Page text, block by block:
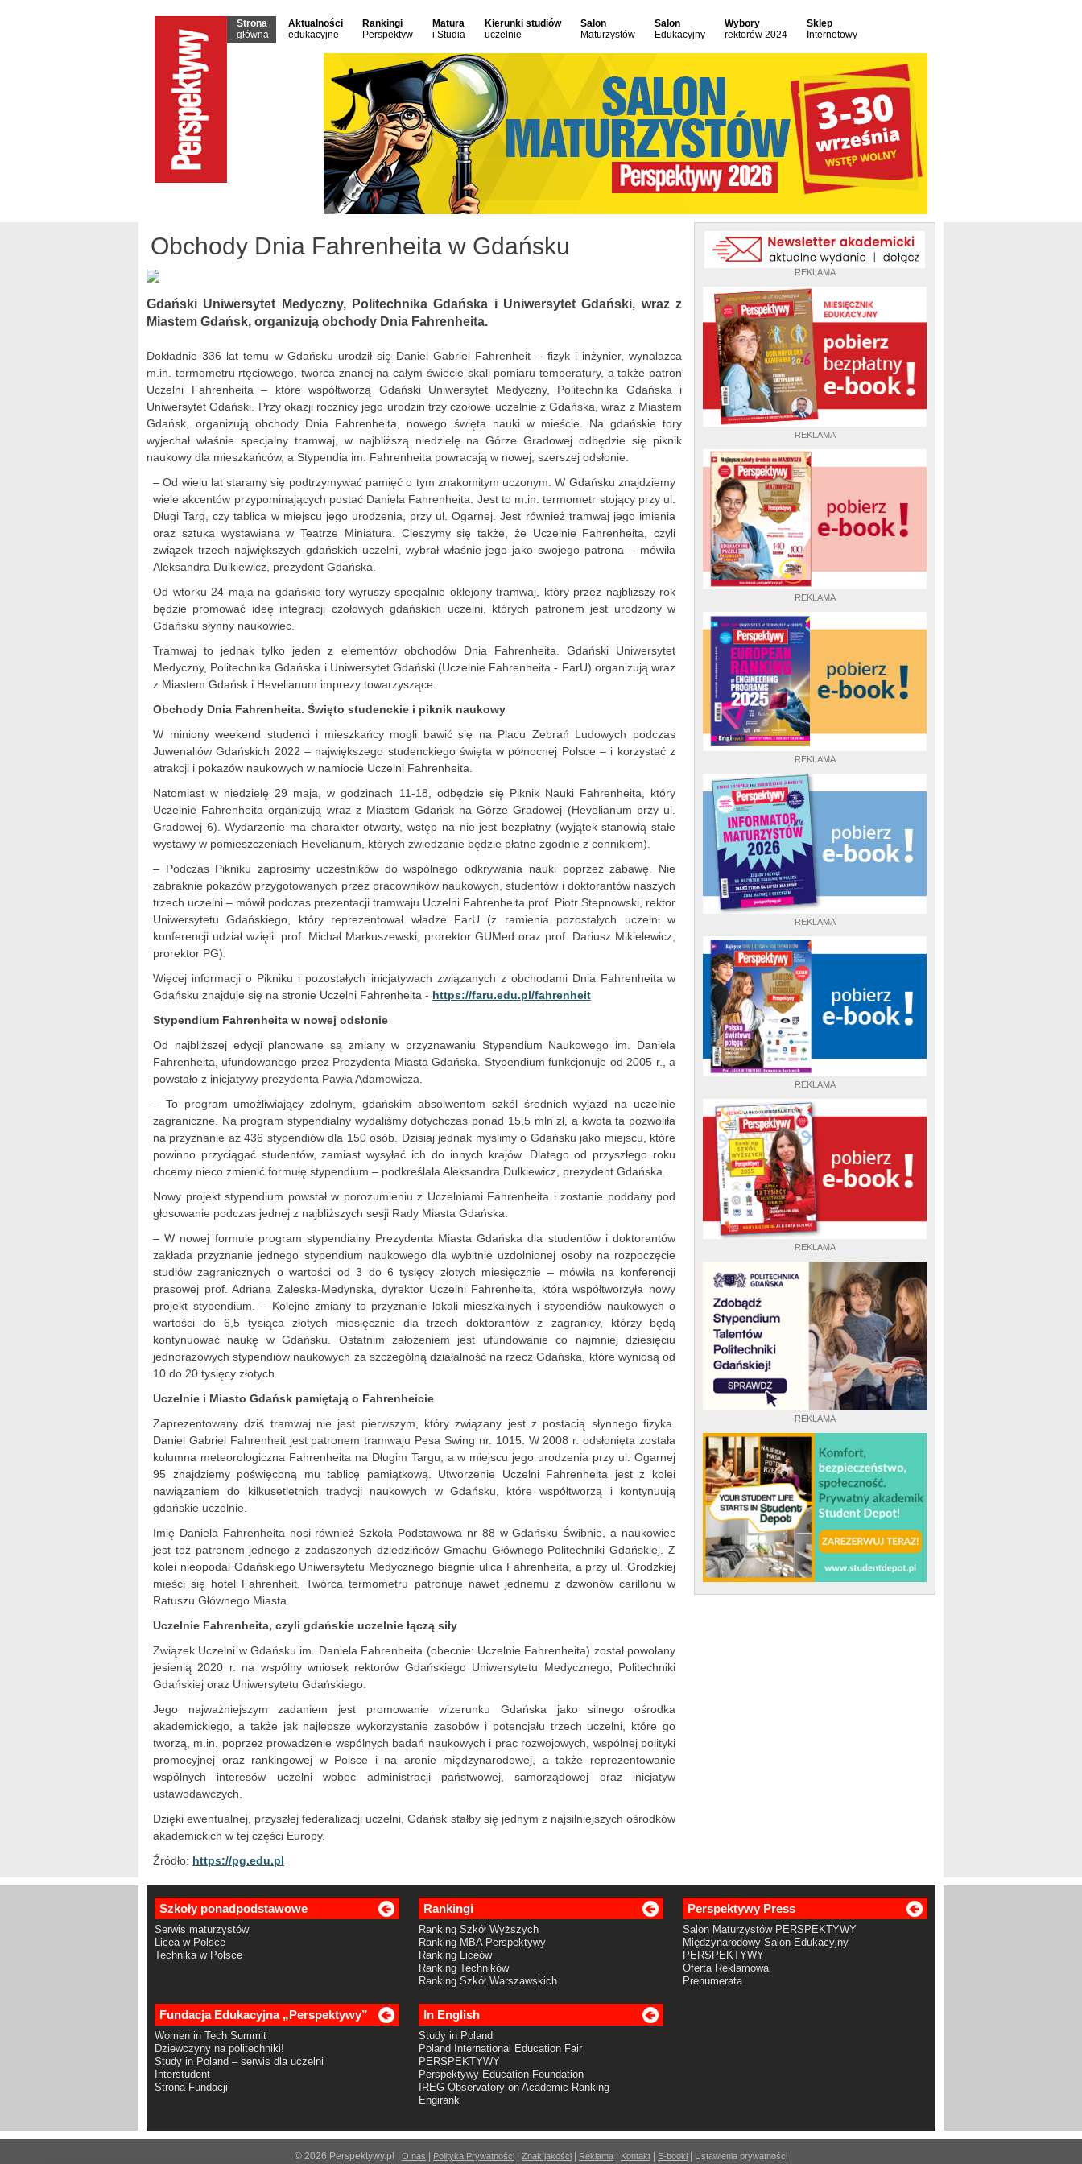
Strona
główna
Aktualności
edukacyjne
Rankingi
Perspektyw
Matura
i Studia
Kierunki studiów
uczelnie
Salon
Maturzystów
Salon
Edukacyjny
Wybory
rektorów 2024
Sklep
Internetowy
REKLAMA
REKLAMA
REKLAMA
REKLAMA
REKLAMA
REKLAMA
REKLAMA
REKLAMA
Obchody Dnia Fahrenheita w Gdańsku
Gdański Uniwersytet Medyczny, Politechnika Gdańska i Uniwersytet Gdański, wraz z
Miastem Gdańsk, organizują obchody Dnia Fahrenheita.
Dokładnie 336 lat temu w Gdańsku urodził się Daniel Gabriel Fahrenheit – fizyk i inżynier, wynalazca
m.in. termometru rtęciowego, twórca znanej na całym świecie skali pomiaru temperatury, a także patron
Uczelni Fahrenheita – które współtworzą Gdański Uniwersytet Medyczny, Politechnika Gdańska i
Uniwersytet Gdański. Przy okazji rocznicy jego urodzin trzy czołowe uczelnie z Gdańska, wraz z Miastem
Gdańsk, organizują obchody Dnia Fahrenheita, nowego święta nauki w mieście. Na gdańskie tory
wyjechał właśnie specjalny tramwaj, w najbliższą niedzielę na Górze Gradowej odbędzie się piknik
naukowy dla mieszkańców, a Stypendia im. Fahrenheita powracają w nowej, szerszej odsłonie.
– Od wielu lat staramy się podtrzymywać pamięć o tym znakomitym uczonym. W Gdańsku znajdziemy
wiele akcentów przypominających postać Daniela Fahrenheita. Jest to m.in. termometr stojący przy ul.
Długi Targ, czy tablica w miejscu jego urodzenia, przy ul. Ogarnej. Jest również tramwaj jego imienia
oraz sztuka wystawiana w Teatrze Miniatura. Cieszymy się także, że Uczelnie Fahrenheita, czyli
związek trzech największych gdańskich uczelni, wybrał właśnie jego jako swojego patrona – mówiła
Aleksandra Dulkiewicz, prezydent Gdańska.
Od wtorku 24 maja na gdańskie tory wyruszy specjalnie oklejony tramwaj, który przez najbliższy rok
będzie promować ideę integracji czołowych gdańskich uczelni, których patronem jest urodzony w
Gdańsku słynny naukowiec.
Tramwaj to jednak tylko jeden z elementów obchodów Dnia Fahrenheita. Gdański Uniwersytet
Medyczny, Politechnika Gdańska i Uniwersytet Gdański (Uczelnie Fahrenheita - FarU) organizują wraz
z Miastem Gdańsk i Hevelianum imprezy towarzyszące.
Obchody Dnia Fahrenheita. Święto studenckie i piknik naukowy
W miniony weekend studenci i mieszkańcy mogli bawić się na Placu Zebrań Ludowych podczas
Juwenaliów Gdańskich 2022 – największego studenckiego święta w północnej Polsce – i korzystać z
atrakcji i pokazów naukowych w namiocie Uczelni Fahrenheita.
Natomiast w niedzielę 29 maja, w godzinach 11-18, odbędzie się Piknik Nauki Fahrenheita, który
Uczelnie Fahrenheita organizują wraz z Miastem Gdańsk na Górze Gradowej (Hevelianum przy ul.
Gradowej 6). Wydarzenie ma charakter otwarty, wstęp na nie jest bezpłatny (wyjątek stanowią stałe
wystawy w pomieszczeniach Hevelianum, których zwiedzanie będzie płatne zgodnie z cennikiem).
– Podczas Pikniku zaprosimy uczestników do wspólnego odkrywania nauki poprzez zabawę. Nie
zabraknie pokazów przygotowanych przez pracowników naukowych, studentów i doktorantów naszych
trzech uczelni – mówił podczas prezentacji tramwaju Uczelni Fahrenheita prof. Piotr Stepnowski, rektor
Uniwersytetu Gdańskiego, który reprezentował władze FarU (z ramienia pozostałych uczelni w
konferencji udział wzięli: prof. Michał Markuszewski, prorektor GUMed oraz prof. Dariusz Mikielewicz,
prorektor PG).
Więcej informacji o Pikniku i pozostałych inicjatywach związanych z obchodami Dnia Fahrenheita w
Gdańsku znajduje się na stronie Uczelni Fahrenheita - https://faru.edu.pl/fahrenheit
Stypendium Fahrenheita w nowej odsłonie
Od najbliższej edycji planowane są zmiany w przyznawaniu Stypendium Naukowego im. Daniela
Fahrenheita, ufundowanego przez Prezydenta Miasta Gdańska. Stypendium funkcjonuje od 2005 r., a
powstało z inicjatywy prezydenta Pawła Adamowicza.
– To program umożliwiający zdolnym, gdańskim absolwentom szkól średnich wyjazd na uczelnie
zagraniczne. Na program stypendialny wydaliśmy dotychczas ponad 15,5 mln zł, a kwota ta pozwoliła
na przyznanie aż 436 stypendiów dla 150 osób. Dzisiaj jednak myślimy o Gdańsku jako miejscu, które
powinno przyciągać studentów, zamiast wysyłać ich do innych krajów. Dlatego od przyszłego roku
chcemy nieco zmienić formułę stypendium – podkreślała Aleksandra Dulkiewicz, prezydent Gdańska.
Nowy projekt stypendium powstał w porozumieniu z Uczelniami Fahrenheita i zostanie poddany pod
głosowanie podczas jednej z najbliższych sesji Rady Miasta Gdańska.
– W nowej formule program stypendialny Prezydenta Miasta Gdańska dla studentów i doktorantów
zakłada przyznanie jednego stypendium naukowego dla wybitnie uzdolnionej osoby na rozpoczęcie
studiów zagranicznych o wartości od 3 do 6 tysięcy złotych miesięcznie – mówiła na konferencji
prasowej prof. Adriana Zaleska-Medynska, dyrektor Uczelni Fahrenheita, która współtworzyła nowy
projekt stypendium. – Kolejne zmiany to przyznanie lokali mieszkalnych i stypendiów naukowych o
wartości do 6,5 tysiąca złotych miesięcznie dla trzech doktorantów z zagranicy, którzy będą
kontynuować naukę w Gdańsku. Ostatnim założeniem jest ufundowanie co najmniej dziesięciu
jednorazowych stypendiów naukowych za szczególną działalność na rzecz Gdańska, które wyniosą od
10 do 20 tysięcy złotych.
Uczelnie i Miasto Gdańsk pamiętają o Fahrenheicie
Zaprezentowany dziś tramwaj nie jest pierwszym, który związany jest z postacią słynnego fizyka.
Daniel Gabriel Fahrenheit jest patronem tramwaju Pesa Swing nr. 1015. W 2008 r. odsłonięta została
kolumna meteorologiczna Fahrenheita na Długim Targu, a w miejscu jego urodzenia przy ul. Ogarnej
95 znajdziemy poświęconą mu tablicę pamiątkową. Utworzenie Uczelni Fahrenheita jest z kolei
nawiązaniem do kilkusetletnich tradycji naukowych w Gdańsku, które współtworzą i kontynuują
gdańskie uczelnie.
Imię Daniela Fahrenheita nosi również Szkoła Podstawowa nr 88 w Gdańsku Świbnie, a naukowiec
jest też patronem jednego z zadaszonych dziedzińców Gmachu Głównego Politechniki Gdańskiej. Z
kolei nieopodal Gdańskiego Uniwersytetu Medycznego biegnie ulica Fahrenheita, a przy ul. Grodzkiej
mieści się hotel Fahrenheit. Twórca termometru patronuje nawet jednemu z dzwonów carillonu w
Ratuszu Głównego Miasta.
Uczelnie Fahrenheita, czyli gdańskie uczelnie łączą siły
Związek Uczelni w Gdańsku im. Daniela Fahrenheita (obecnie: Uczelnie Fahrenheita) został powołany
jesienią 2020 r. na wspólny wniosek rektorów Gdańskiego Uniwersytetu Medycznego, Politechniki
Gdańskiej oraz Uniwersytetu Gdańskiego.
Jego najważniejszym zadaniem jest promowanie wizerunku Gdańska jako silnego ośrodka
akademickiego, a także jak najlepsze wykorzystanie zasobów i potencjału trzech uczelni, które go
tworzą, m.in. poprzez prowadzenie wspólnych badań naukowych i prac rozwojowych, wspólnej polityki
promocyjnej oraz rankingowej w Polsce i na arenie międzynarodowej, a także reprezentowanie
wspólnych interesów uczelni wobec administracji państwowej, samorządowej oraz inicjatyw
ustawodawczych.
Dzięki ewentualnej, przyszłej federalizacji uczelni, Gdańsk stałby się jednym z najsilniejszych ośrodków
akademickich w tej części Europy.
Źródło: https://pg.edu.pl
Szkoły ponadpodstawowe
Serwis maturzystów
Licea w Polsce
Technika w Polsce
Rankingi
Ranking Szkół Wyższych
Ranking MBA Perspektywy
Ranking Liceów
Ranking Techników
Ranking Szkół Warszawskich
Perspektywy Press
Salon Maturzystów PERSPEKTYWY
Międzynarodowy Salon Edukacyjny
PERSPEKTYWY
Oferta Reklamowa
Prenumerata
Fundacja Edukacyjna „Perspektywy”
Women in Tech Summit
Dziewczyny na politechniki!
Study in Poland – serwis dla uczelni
Interstudent
Strona Fundacji
In English
Study in Poland
Poland International Education Fair
PERSPEKTYWY
Perspektywy Education Foundation
IREG Observatory on Academic Ranking
Engirank
© 2026 Perspektywy.pl O nas Polityka Prywatności Znak jakości Reklama Kontakt E-booki Ustawienia prywatności